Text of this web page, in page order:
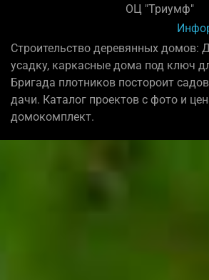
ОЦ "Триумф"
Строительство деревянных домов:
усадку, каркасные дома под ключ
Бригада плотников постороит
дачи. Каталог проектов с фото и
домокомплект.